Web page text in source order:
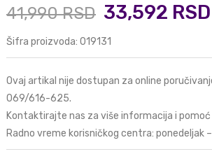
41,990 RSD 33,592 RSD
Šifra proizvoda: 019131
Ovaj artikal nije dostupan za online
069/616-625.
Kontaktirajte nas za više informacija i
Radno vreme korisničkog centra: ponedeljak